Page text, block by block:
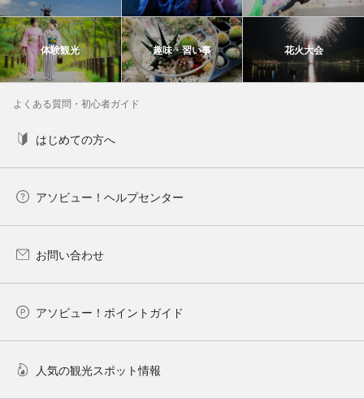
体験観光 趣味・習い事 花火大会
よくある質問・初心者ガイド
はじめての方へ
アソビュー！ヘルプセンター
お問い合わせ
アソビュー！ポイントガイド
人気の観光スポット情報